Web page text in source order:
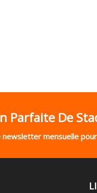
Parfaite De
mensuelle